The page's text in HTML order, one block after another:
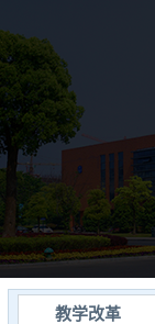
教学改革